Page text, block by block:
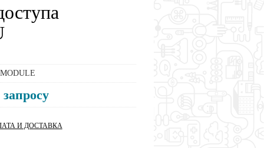
И ДОСТАВКА